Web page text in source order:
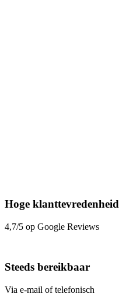
Hoge klanttevredenheid
4,7/5 op Google Reviews
Steeds bereikbaar
Via e-mail of telefonisch